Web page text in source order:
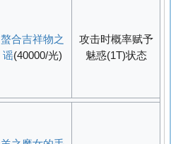
螯合吉祥物之
谣(40000/光)
攻击时概率赋予
魅惑(1T)状态